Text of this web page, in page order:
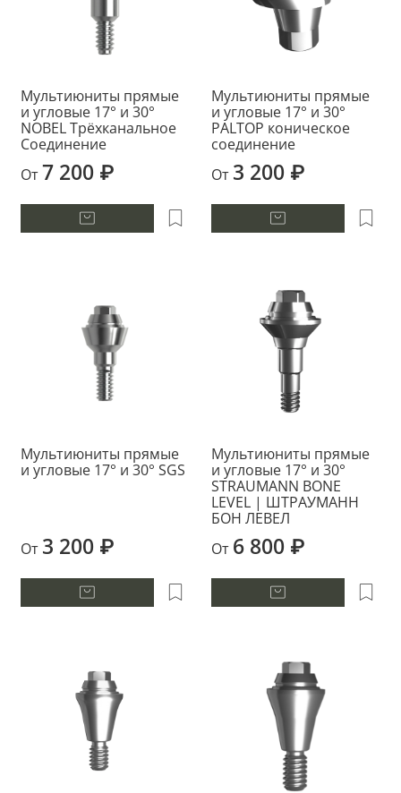
Мультиюниты прямые
и угловые 17° и 30°
NOBEL Трёхканальное
Соединение
От7 200 ₽
Мультиюниты прямые
и угловые 17° и 30°
PALTOP коническое
соединение
От 3 200 ₽
Мультиюниты прямые
и угловые 17° и 30° SGS
От 3 200 ₽
Мультиюниты прямые
и угловые 17° и 30°
STRAUMANN BONE
LEVEL | ШТРАУМАНН
БОН ЛЕВЕЛ
От 6 800 ₽